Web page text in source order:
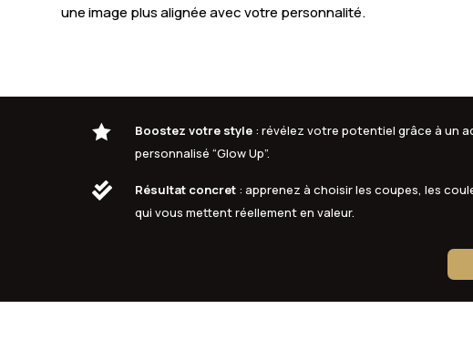
une image plus alignée avec votre personnalité.
 Boostez votre style : révélez votre potentiel grâce à un
personnalisé “Glow Up”.
 Résultat concret : apprenez à choisir les coupes, les
qui vous mettent réellement en valeur.